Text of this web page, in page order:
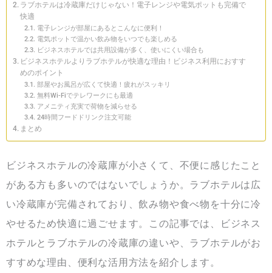
ラブホテルは冷蔵庫だけじゃない！電子レンジや電気ポットも完備で
快適
電子レンジが部屋にあるとこんなに便利！
電気ポットで温かい飲み物をいつでも楽しめる
ビジネスホテルでは共用設備が多く、使いにくい場合も
ビジネスホテルよりラブホテルが快適な理由！ビジネス利用におすす
めのポイント
部屋やお風呂が広くて快適！疲れがスッキリ
無料Wi-Fiでテレワークにも最適
アメニティ充実で荷物を減らせる
24時間フードドリンク注文可能
まとめ
ビジネスホテルの冷蔵庫が小さくて、不便に感じたこと
がある方も多いのではないでしょうか。ラブホテルは広
い冷蔵庫が完備されており、飲み物や食べ物を十分に冷
やせるため快適に過ごせます。この記事では、ビジネス
ホテルとラブホテルの冷蔵庫の違いや、ラブホテルがお
すすめな理由、便利な活用方法を紹介します。